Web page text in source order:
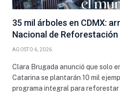
35 mil árboles en CDMX:
Nacional de Reforestación
AGOSTO 6, 2026
Clara Brugada anunció que solo
Catarina se plantarán 10 mil
programa integral para